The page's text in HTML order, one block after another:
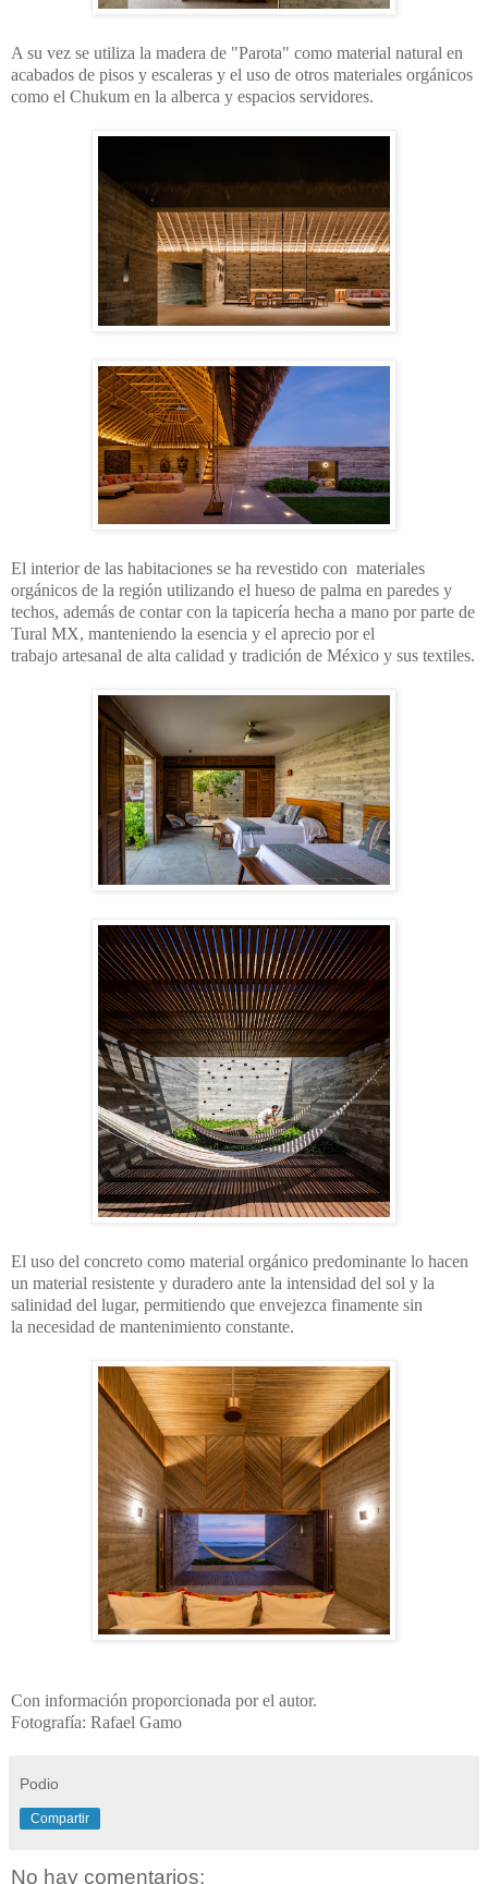
A su vez se utiliza la madera de "Parota" como material natural en
acabados de pisos y escaleras y el uso de otros materiales orgánicos
como el Chukum en la alberca y espacios servidores.
El interior de las habitaciones se ha revestido con materiales
orgánicos de la región utilizando el hueso de palma en paredes y
techos, además de contarcon la tapicería hecha a mano por parte de
Tural MX, manteniendo la esencia y el aprecio por el
trabajo artesanal de alta calidad y tradición de México y sus textiles.
El uso del concreto como material orgánico predominante lo hacen
un material resistente y duradero ante la intensidad del sol y la
salinidad del lugar, permitiendo que envejezca finamente sin
la necesidad de mantenimiento constante.
Con información proporcionada por el autor.
Fotografía: Rafael Gamo
Podio
Compartir
No hay comentarios: